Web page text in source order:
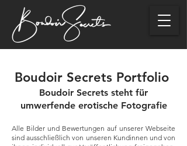
Boudoir Secrets Portfolio
Boudoir Secrets steht für
umwerfende erotische Fotografie
Alle Bilder und Bewertungen auf unserer Webseite
sind ausschließlich von unseren Kundinnen und von